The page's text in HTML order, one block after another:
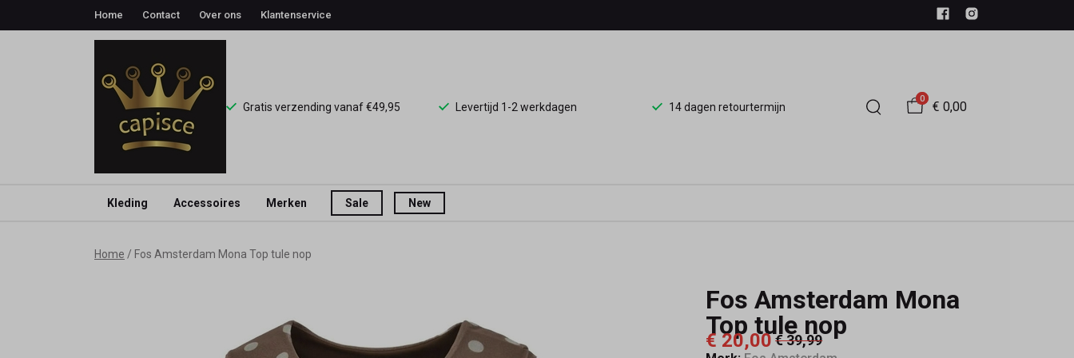
Home Contact Over ons Klantenservice
Gratis verzending vanaf €49,95 Levertijd 1-2 werkdagen 14 dagen retourtermijn
0
€ 0,00
Kleding Accessoires Merken Sale New
Home Fos Amsterdam Mona Top tule nop
Fos Amsterdam Mona
Top tule nop
€ 20,00€ 39,99